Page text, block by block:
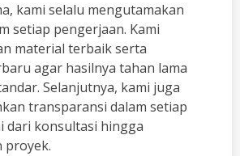
kami selalu mengutamakan
setiap pengerjaan. Kami
material terbaik serta
agar hasilnya tahan lama
Selanjutnya, kami juga
transparansi dalam setiap
dari konsultasi hingga
proyek.